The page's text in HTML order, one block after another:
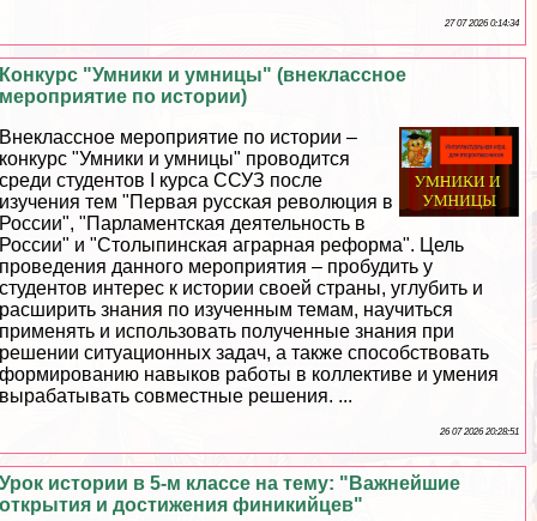
27 07 2026 0:14:34
Конкурс "Умники и умницы" (внеклассное
мероприятие по истории)
Внеклассное мероприятие по истории –
конкурс "Умники и умницы" проводится
среди студентов I курса ССУЗ после
изучения тем "Первая русская революция в
России", "Парламентская деятельность в
России" и "Столыпинская аграрная реформа". Цель
проведения данного мероприятия – пробудить у
студентов интерес к истории своей страны, углубить и
расширить знания по изученным темам, научиться
применять и использовать полученные знания при
решении ситуационных задач, а также способствовать
формированию навыков работы в коллективе и умения
выpaбатывать совместные решения. ...
26 07 2026 20:28:51
Урок истории в 5-м классе на тему: "Важнейшие
открытия и достижения финикийцев"